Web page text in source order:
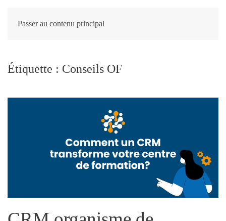
Passer au contenu principal
Étiquette : Conseils OF